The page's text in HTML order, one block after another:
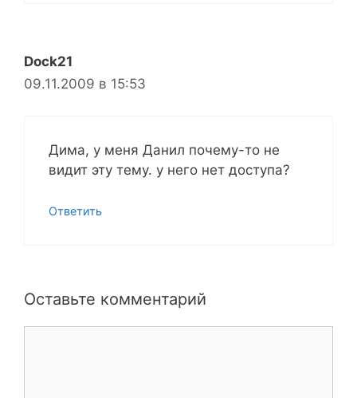
Dock21
09.11.2009 в 15:53
Дима, у меня Данил почему-то не
видит эту тему. у него нет доступа?
Ответить
Оставьте комментарий